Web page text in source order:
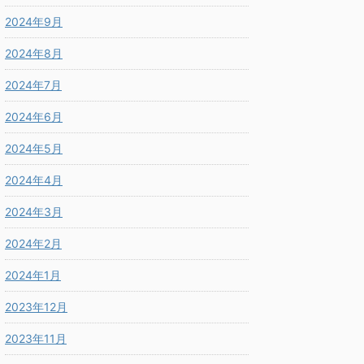
2024年9月
2024年8月
2024年7月
2024年6月
2024年5月
2024年4月
2024年3月
2024年2月
2024年1月
2023年12月
2023年11月